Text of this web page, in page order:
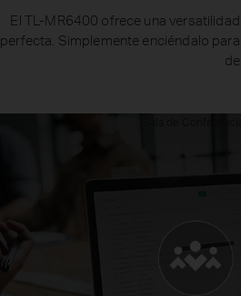
El TL-MR6400 ofrece una
perfecta. Simplemente enciéndalo